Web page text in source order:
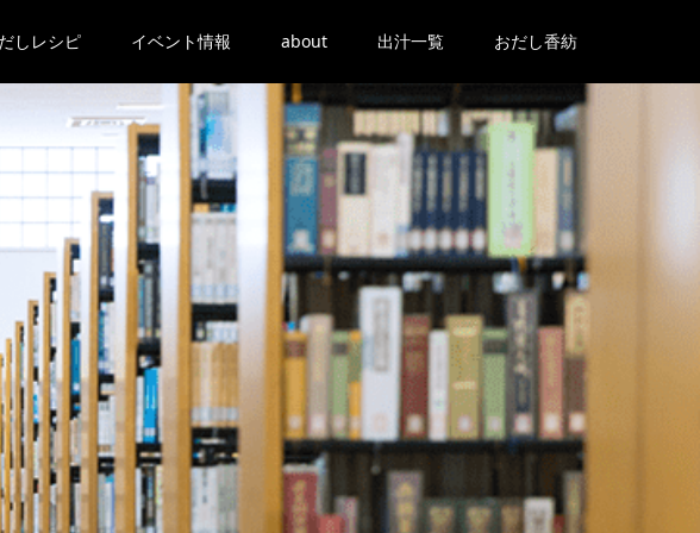
しレシピ イベント情報 about 出汁一覧 おだし香紡